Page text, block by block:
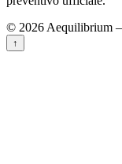
© 2026 Aequilibrium
↑